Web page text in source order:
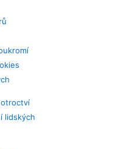
otroctví
lidských